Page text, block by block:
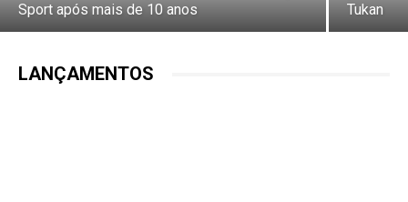
Sport após mais de 10 anos
Tukan
LANÇAMENTOS